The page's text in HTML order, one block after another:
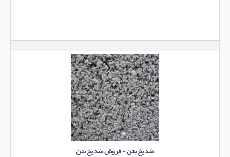
ضد یخ بتن - فروش ضد یخ بتن